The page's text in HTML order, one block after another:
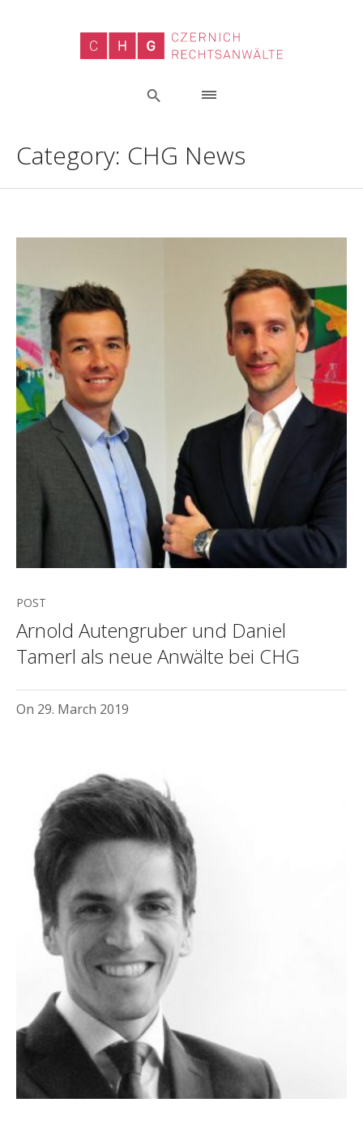
Category: CHG News
POST
Arnold Autengruber und Daniel
Tamerl als neue Anwälte bei CHG
On 29. March 2019